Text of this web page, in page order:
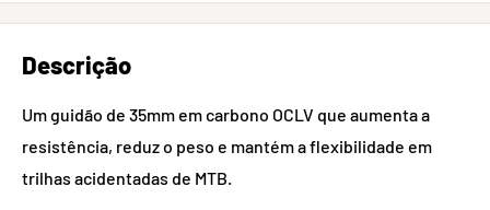
Descrição
Um guidão de 35mm em carbono OCLV que aumenta a
resistência, reduz o peso e mantém a flexibilidade em
trilhas acidentadas de MTB.